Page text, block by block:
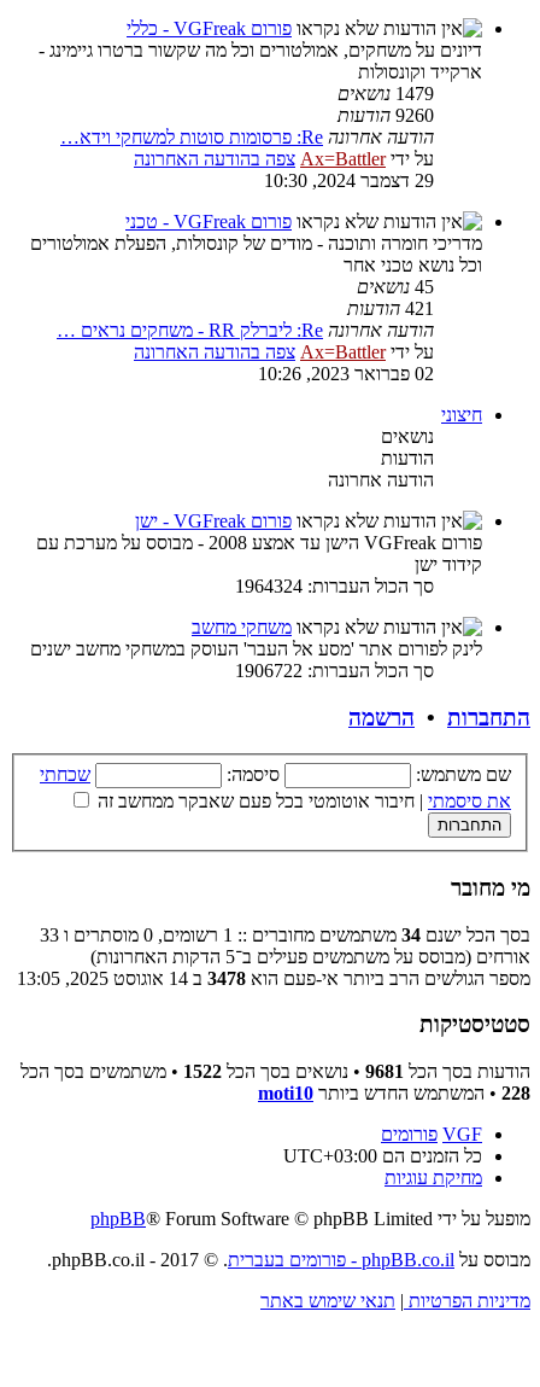
פורום VGFreak - כללי
דיונים על משחקים, אמולטורים וכל מה שקשור ברטרו גיימינג -
ארקייד וקונסולות
1479 נושאים
9260 הודעות
הודעה אחרונה Re: פרסומות סוטות למשחקי וידא…
על ידיAx=Battler צפה בהודעה האחרונה
29 דצמבר 2024, 10:30
פורום VGFreak - טכני
מדריכי חומרה ותוכנה - מודים של קונסולות, הפעלת אמולטורים
וכל נושא טכני אחר
45 נושאים
421 הודעות
הודעה אחרונה Re: ליברלק RR - משחקים נראים …
על ידיAx=Battler צפה בהודעה האחרונה
02 פברואר 2023, 10:26
חיצוני
נושאים
הודעות
הודעה אחרונה
פורום VGFreak - ישן
פורום VGFreak הישן עד אמצע 2008 - מבוסס על מערכת עם
קידוד ישן
סך הכול העברות: 1964324
משחקי מחשב
לינק לפורום אתר 'מסע אל העבר' העוסק במשחקי מחשב ישנים
סך הכול העברות: 1906722
התחברות • הרשמה
שם משתמש: סיסמה:
שכחתי
את סיסמתי | חיבור אוטומטי בכל פעם שאבקר ממחשב זה
מי מחובר
בסך הכל ישנם 34
משתמשים מחוברים :: 1 רשומים, 0 מוסתרים ו 33
אורחים (מבוסס על משתמשים פעילים ב־5 הדקות האחרונות)
מספר הגולשים הרב ביותר אי-פעם הוא 3478 ב 14 אוגוסט 2025, 13:05
סטטיסטיקות
הודעות בסך הכל 9681 • נושאים בסך הכל 1522 • משתמשים בסך הכל
228 • המשתמש החדש ביותר moti10
VGF פורומים
כל הזמנים הם UTC+03:00
מחיקת עוגיות
מופעל על ידי
phpBB® Forum Software © phpBB Limited
מבוסס על phpBB.co.il - פורומים בעברית
. © 2017 - phpBB.co.il.
מדיניות הפרטיות | תנאי שימוש באתר